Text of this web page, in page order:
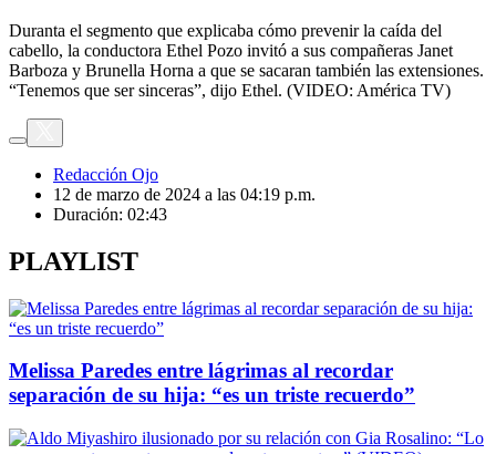
Duranta el segmento que explicaba cómo prevenir la caída del
cabello, la conductora Ethel Pozo invitó a sus compañeras Janet
Barboza y Brunella Horna a que se sacaran también las extensiones.
“Tenemos que ser sinceras”, dijo Ethel. (VIDEO: América TV)
Redacción Ojo
12 de marzo de 2024 a las 04:19 p.m.
Duración: 02:43
PLAYLIST
Melissa Paredes entre lágrimas al recordar
separación de su hija: “es un triste recuerdo”